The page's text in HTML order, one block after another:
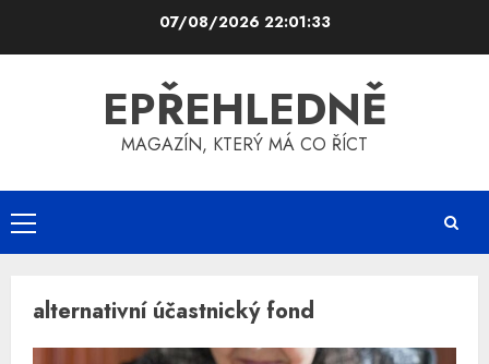
07/08/2026 22:01:33
EPŘEHLEDNĚ
MAGAZÍN, KTERÝ MÁ CO ŘÍCT
Primary
Menu
alternativní účastnický fond